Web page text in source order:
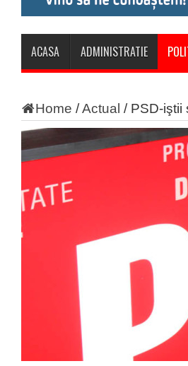
ACASA ADMINISTRATIE
Home /Actual / PSD-iştii